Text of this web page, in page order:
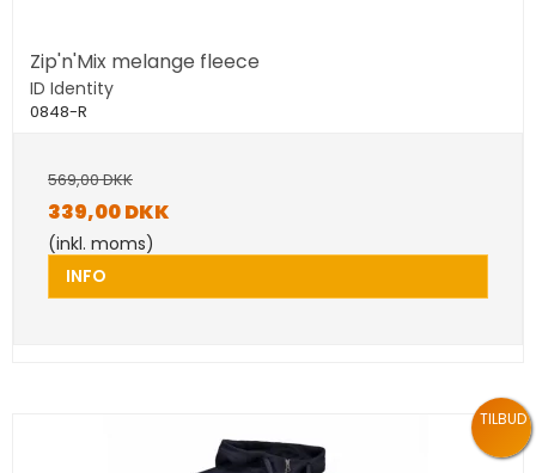
Zip'n'Mix melange fleece
ID Identity
0848-R
569,00 DKK
339,00 DKK
(inkl. moms)
INFO
TILBUD